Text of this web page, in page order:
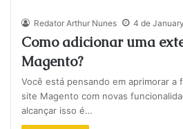
Redator Arthur Nunes 4 de
Como adicionar uma
Magento?
Você está pensando em aprimorar a
site Magento com novas
alcançar isso é…